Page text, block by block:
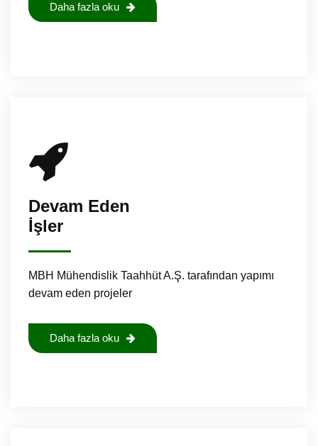
Daha fazla oku
Devam Eden
İşler
MBH Mühendislik Taahhüt A.Ş. tarafından yapımı
devam eden projeler
Daha fazla oku